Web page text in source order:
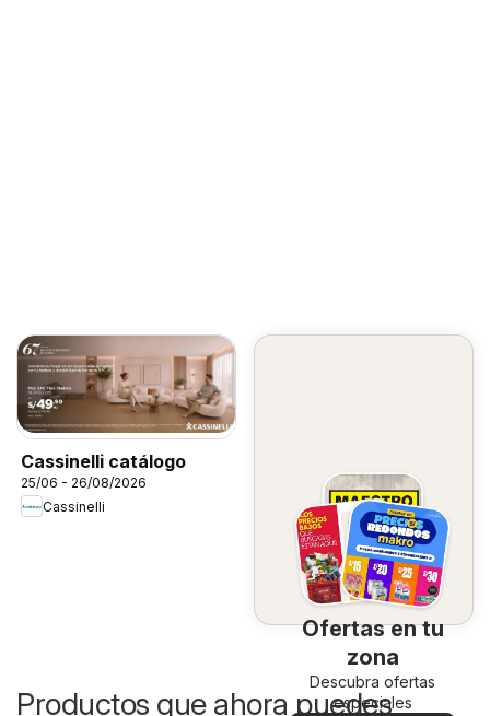
Cassinelli catálogo
25/06 - 26/08/2026
Cassinelli
Ofertas en tu
zona
Descubra ofertas
especiales
Productos que ahora puedes